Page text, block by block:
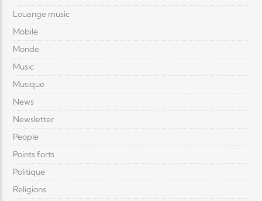
Louange music
Mobile
Monde
Music
Musique
News
Newsletter
People
Points forts
Politique
Religions